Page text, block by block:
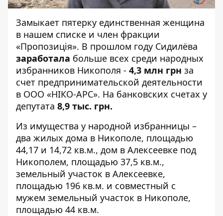
Замыкает пятерку единственная женщина
в нашем списке и член фракции
«Пропозиція». В прошлом году Сидилёва
заработала больше всех среди народных
избранников Никополя - 4,3 млн грн за
счет предпринимательской деятельности
в ООО «НІКО-АРС». На банковских счетах у
депутата 8,9 тыс. грн.
Из имущества у народной избранницы –
два жилых дома в Никополе, площадью
44,17 и 14,72 кв.м., дом в Алексеевке под
Никополем, площадью 37,5 кв.м.,
земельный участок в Алексеевке,
площадью 196 кв.м. и совместный с
мужем земельный участок в Никополе,
площадью 44 кв.м.